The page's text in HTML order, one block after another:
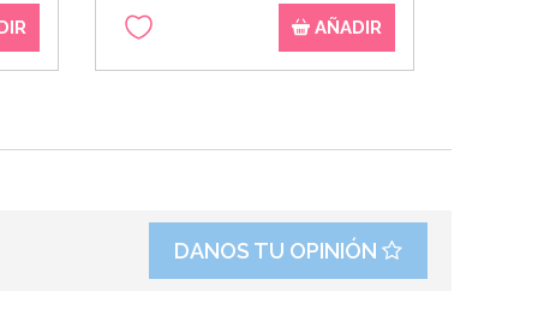
AÑADIR
DANOS TU OPINIÓN